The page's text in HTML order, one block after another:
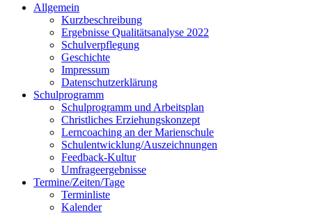
Allgemein
Kurzbeschreibung
Ergebnisse Qualitätsanalyse 2022
Schulverpflegung
Geschichte
Impressum
Datenschutzerklärung
Schulprogramm
Schulprogramm und Arbeitsplan
Christliches Erziehungskonzept
Lerncoaching an der Marienschule
Schulentwicklung/Auszeichnungen
Feedback-Kultur
Umfrageergebnisse
Termine/Zeiten/Tage
Terminliste
Kalender